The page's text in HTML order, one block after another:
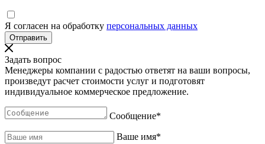
Я согласен на обработку персональных данных
Задать вопрос
Менеджеры компании с радостью ответят на ваши вопросы,
произведут расчет стоимости услуг и подготовят
индивидуальное коммерческое предложение.
Сообщение*
Ваше имя*